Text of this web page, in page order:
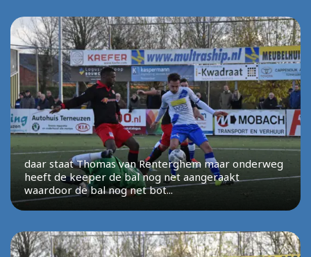
daar staat Thomas van Renterghem maar onderweg
heeft de keeper de bal nog net aangeraakt
waardoor de bal nog net bot...